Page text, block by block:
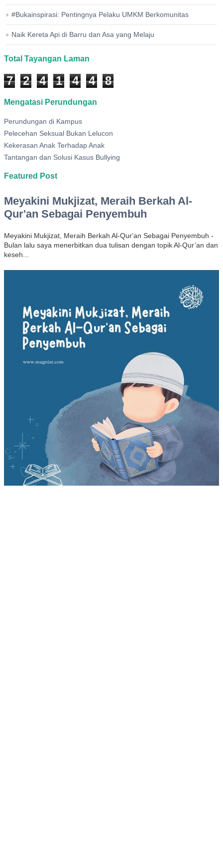
#Bukainspirasi: Pentingnya Pelaku UMKM Berkomunitas
Naik Kereta Api di Barru dan Asa yang Melaju
Total Tayangan Laman
7 2 4 1 4 4 8
Mengatasi Perundungan
Perundungan di Kampus
Pelecehan Seksual Bukan Lelucon
Kekerasan Anak Terhadap Anak
Tantangan dan Solusi Kasus Bullying
Featured Post
Meyakini Mukjizat, Meraih Berkah Al-
Qur'an Sebagai Penyembuh
Meyakini Mukjizat, Meraih Berkah Al-Qur'an Sebagai Penyembuh -
Bulan lalu saya menerbitkan dua tulisan dengan topik Al-Qur’an dan
keseh...